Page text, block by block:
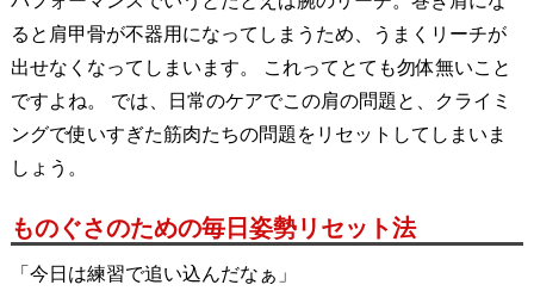
ると肩甲骨が不器用になってしまうため、うまくリーチが
出せなくなってしまいます。 これってとても勿体無いこと
ですよね。 では、日常のケアでこの肩の問題と、クライミ
ングで使いすぎた筋肉たちの問題をリセットしてしまいま
しょう。
ものぐさのための毎日姿勢リセット法
「今日は練習で追い込んだなぁ」